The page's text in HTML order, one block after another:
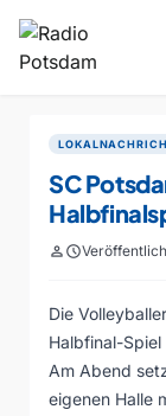
SC
personschedule
Die
Halbfinal-
Am Abend
eigenen Halle